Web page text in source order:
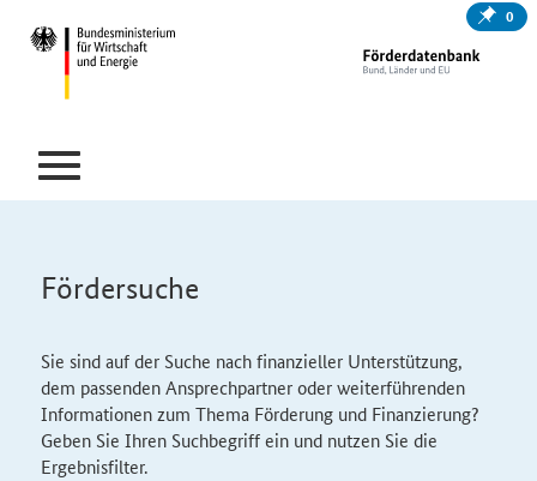
0
Fördersuche
Sie sind auf der Suche nach finanzieller Unterstützung,
dem passenden Ansprechpartner oder weiterführenden
Informationen zum Thema Förderung und Finanzierung?
Geben Sie Ihren Suchbegriff ein und nutzen Sie die
Ergebnisfilter.